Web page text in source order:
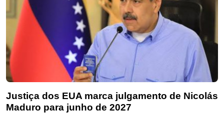
Justiça dos EUA marca julgamento de Nicolás
Maduro para junho de 2027